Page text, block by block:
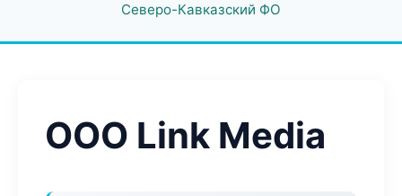
Северо-Кавказский ФО
ООО Link Media